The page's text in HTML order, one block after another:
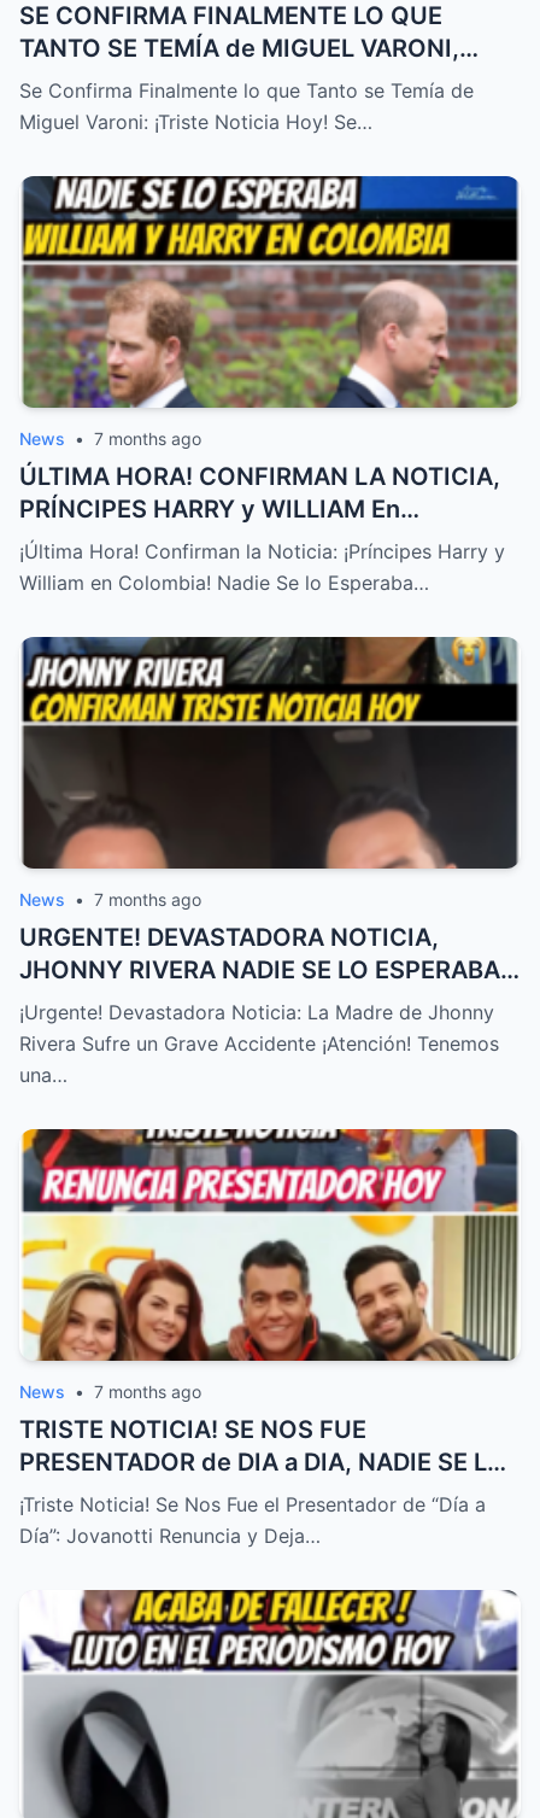
SE CONFIRMA FINALMENTE LO QUE
TANTO SE TEMÍA de MIGUEL VARONI,
TRISTE NOTICIA HOY! – HTT
Se Confirma Finalmente lo que Tanto se Temía de
Miguel Varoni: ¡Triste Noticia Hoy! Se…
News • 7 months ago
ÚLTIMA HORA! CONFIRMAN LA NOTICIA,
PRÍNCIPES HARRY y WILLIAM En
COLOMBIA! NADIE SE LO ESPERABA – HTT
¡Última Hora! Confirman la Noticia: ¡Príncipes Harry y
William en Colombia! Nadie Se lo Esperaba…
News • 7 months ago
URGENTE! DEVASTADORA NOTICIA,
JHONNY RIVERA NADIE SE LO ESPERABA,
ACABA de SUCEDER! – HTT
¡Urgente! Devastadora Noticia: La Madre de Jhonny
Rivera Sufre un Grave Accidente ¡Atención! Tenemos
una…
News • 7 months ago
TRISTE NOTICIA! SE NOS FUE
PRESENTADOR de DIA a DIA, NADIE SE LO
ESPERABA! – HTT
¡Triste Noticia! Se Nos Fue el Presentador de “Día a
Día”: Jovanotti Renuncia y Deja…